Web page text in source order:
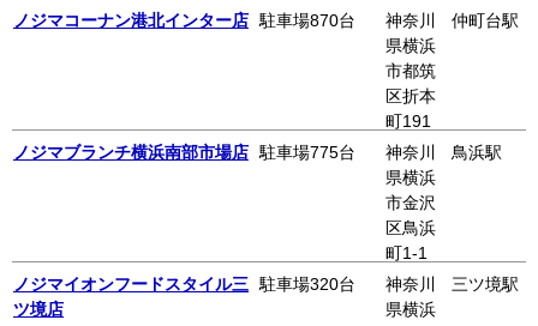
台4-7-1
アピタ
長津田
1階
ノジマコーナン港北インター店 駐車場870台
神奈川
県横浜
市都筑
区折本
町191
コーナ
ン港北
インタ
ー 2階
仲町台駅
ノジマブランチ横浜南部市場店 駐車場775台
神奈川
県横浜
市金沢
区鳥浜
町1-1
鳥浜駅
ノジマイオンフードスタイル三
ツ境店
駐車場320台
神奈川
県横浜
三ツ境駅